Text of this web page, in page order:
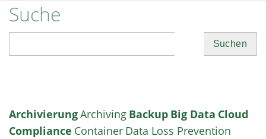
Suche
ArchivierungArchiving Backup Big Data Cloud
Compliance Container Data Loss Prevention